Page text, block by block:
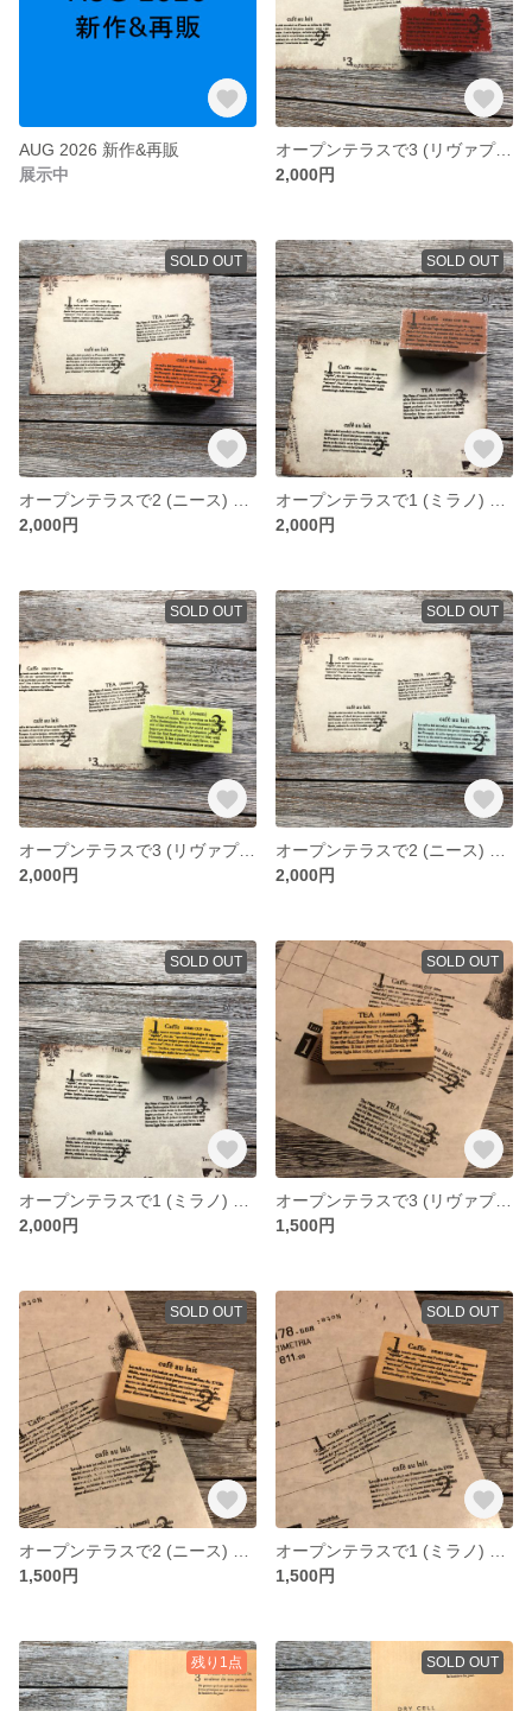
AUG 2026 新作&再販
展示中
オープンテラスで3 (リヴァプール) ペイントver. -chic- [ｶﾞｰﾈｯﾄ] - TEA assam(Liverpool) Paint ver. - [ラバースタンプ]
2,000円
SOLD OUT
2,000円
SOLD OUT
2,000円
SOLD OUT
オープンテラスで3 (リヴァプール) ペイントver. -pop- [ﾋﾟｽﾀﾁｵ] - TEA assam(Liverpool) Paint ver. - [ラバースタンプ]
2,000円
SOLD OUT
2,000円
SOLD OUT
2,000円
SOLD OUT
オープンテラスで3 (リヴァプール) ナチュラルver. - TEA assam(Liverpool) Natural ver. - [ラバースタンプ]
1,500円
SOLD OUT
1,500円
SOLD OUT
1,500円
残り1点 SOLD OUT